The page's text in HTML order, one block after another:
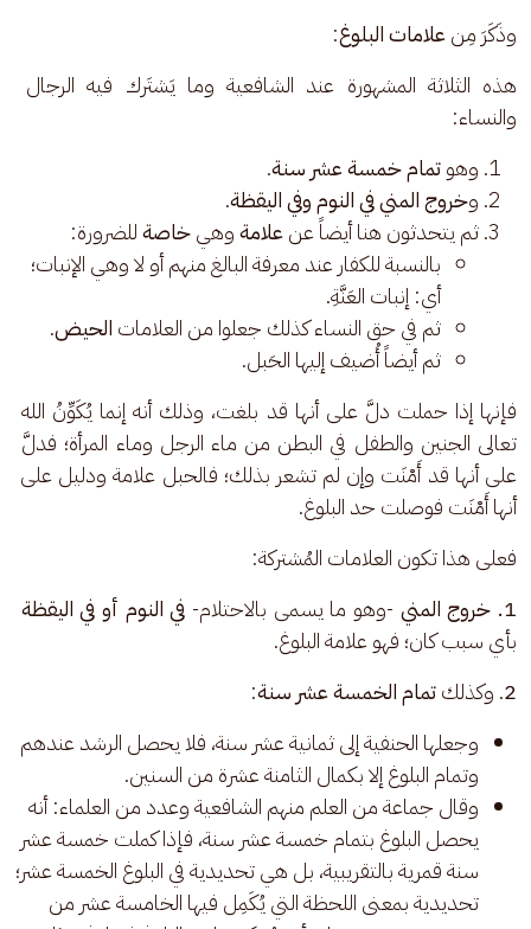
وذَكَرَ مِن علامات البلوغ:
هذه الثلاثة المشهورة عند الشافعية وما يَشتَرك فيه الرجال
والنساء:
وهوتمام خمسة عشر سنة.
وخروج المني في النوم وفي اليقظة.
ثم يتحدثون هنا أيضاً عنعلامةوهيخاصةللضرورة:
بالنسبة للكفار عند معرفة البالغ منهم أو لا وهي الإنبات؛
أي: إنبات العَنَّةِ.
ثم في حق النساء كذلك جعلوا من العلامات الحيض.
ثم أيضاً أُضيف إليها الحَبل.
فإنها إذا حملت دلَّ على أنها قد بلغت، وذلك أنه إنما يُكَوِّنُ الله
تعالى الجنين والطفل في البطن من ماء الرجل وماء المرأة؛ فدلَّ
على أنها قد أَمْنَت وإن لم تشعر بذلك؛ فالحبل علامة ودليل على
أنها أَمْنَت فوصلت حد البلوغ.
فعلى هذا تكون العلامات المُشتركة:
1. خروج المني
-وهو ما يسمى بالاحتلام- في النوم أو في اليقظة
بأي سبب كان؛ فهو علامة البلوغ.
2. وكذلك تمام الخمسة عشر سنة:
وجعلها الحنفية إلى ثمانية عشر سنة، فلا يحصل الرشد عندهم
وتمام البلوغ إلا بكمال الثامنة عشرة من السنين.
وقال جماعة من العلم منهم الشافعية وعدد من العلماء: أنه
يحصل البلوغ بتمام خمسة عشر سنة، فإذا كملت خمسة عشر
سنة قمرية بالتقريبية، بل هي تحديدية في البلوغ الخمسة عشر؛
تحديدية بمعنى اللحظة التي يُكَمِل فيها الخامسة عشر من